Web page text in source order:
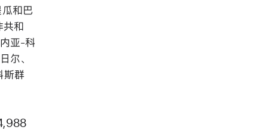
和巴
共和
内亚-科
尔、
斯群